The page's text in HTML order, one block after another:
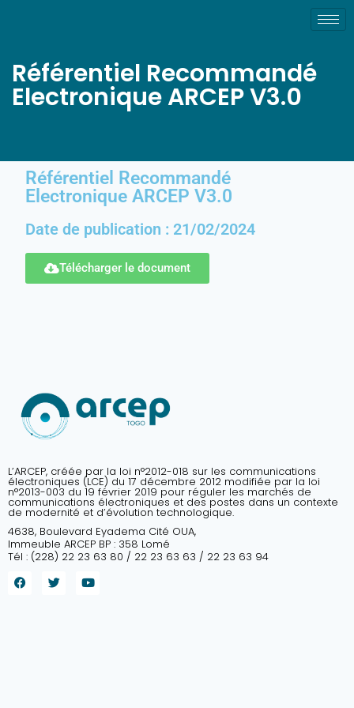
Référentiel Recommandé
Electronique ARCEP V3.0
Référentiel Recommandé
Electronique ARCEP V3.0
Date de publication : 21/02/2024
Télécharger le document
L’ARCEP, créée par la loi n°2012-018 sur les communications
électroniques (LCE) du 17 décembre 2012 modifiée par la loi
n°2013-003 du 19 février 2019 pour réguler les marchés de
communications électroniques et des postes dans un contexte
de modernité et d’évolution technologique.
4638, Boulevard Eyadema Cité OUA,
Immeuble ARCEP BP : 358 Lomé
Tél : (228) 22 23 63 80 / 22 23 63 63 / 22 23 63 94